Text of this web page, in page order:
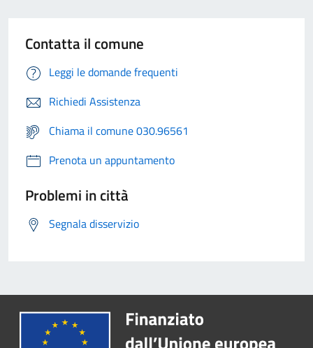
Contatta il comune
Leggi le domande frequenti
Richiedi Assistenza
Chiama il comune 030.96561
Prenota un appuntamento
Problemi in città
Segnala disservizio